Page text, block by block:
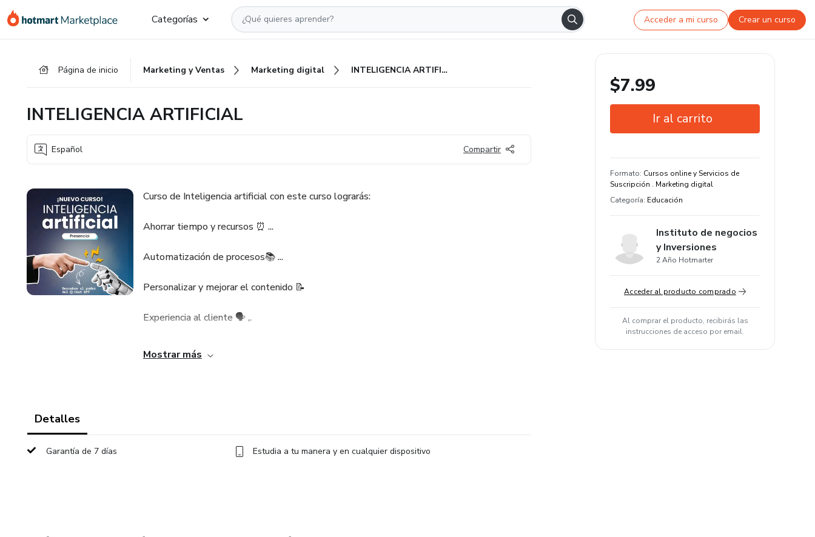
Categorías Acceder a mi curso Crear un curso
Página de inicio Marketing y Ventas Marketing digital INTELIGENCIA ARTIFICIAL
INTELIGENCIA ARTIFICIAL
Español Compartir
Curso de Inteligencia artificial con este curso lograrás:
Ahorrar tiempo y recursos ⏰ ...
Automatización de procesos📚 ...
Personalizar y mejorar el contenido 📝
Experiencia al cliente 🗣️ ,.
Generación de leads inteligentes 💡.
Mostrar más
Detalles
Garantía de 7 días Estudia a tu manera y en cualquier dispositivo
$7.99
Ir al carrito
Estudia a tu manera y en cualquier
dispositivo
Formato: Cursos online y Servicios de
Suscripción . Marketing digital
Categoría: Educación
Instituto de negocios
y Inversiones
2 Año Hotmarter
Acceder al producto comprado
Al comprar el producto, recibirás las
instrucciones de acceso por email.